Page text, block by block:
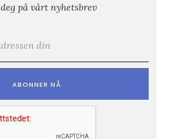
på vårt nyhetsbrev